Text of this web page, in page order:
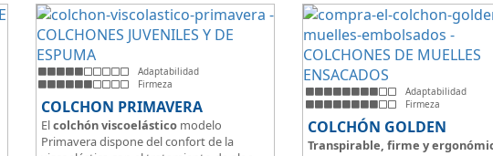
Adaptabilidad
Firmeza
COLCHON PRIMAVERA
Elcolchón viscoelásticomodelo
Primavera dispone del confort de la
Adaptabilidad
Firmeza
COLCHÓN GOLDEN
Transpirable, firme y